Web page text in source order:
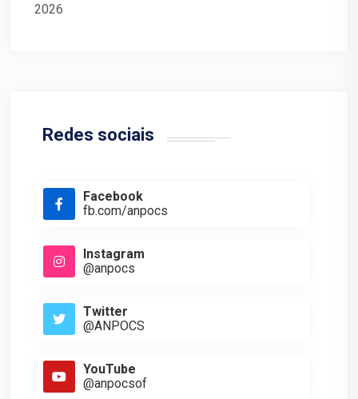
2026
Redes sociais
Facebook
fb.com/anpocs
Instagram
@anpocs
Twitter
@ANPOCS
YouTube
@anpocsof